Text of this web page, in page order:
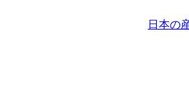
日本の